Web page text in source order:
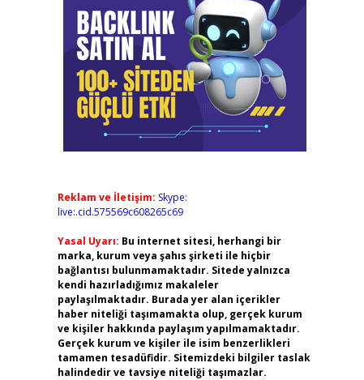
Reklam ve İletişim: Skype:
live:.cid.575569c608265c69
Yasal Uyarı: Bu internet sitesi, herhangi bir
marka, kurum veya şahıs şirketi ile hiçbir
bağlantısı bulunmamaktadır. Sitede yalnızca
kendi hazırladığımız makaleler
paylaşılmaktadır. Burada yer alan içerikler
haber niteliği taşımamakta olup, gerçek kurum
ve kişiler hakkında paylaşım yapılmamaktadır.
Gerçek kurum ve kişiler ile isim benzerlikleri
tamamen tesadüfidir. Sitemizdeki bilgiler taslak
halindedir ve tavsiye niteliği taşımazlar.